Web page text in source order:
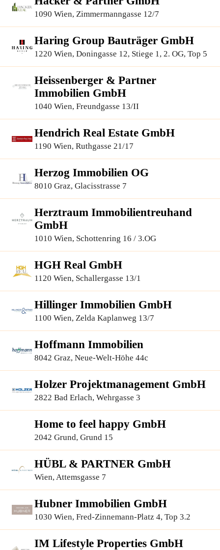
1090 Wien, Zimmermanngasse 12/7
Haring Group Bauträger GmbH
1220 Wien, Doningasse 12, Stiege 1, 2. OG, Top 5
Heissenberger & Partner
Immobilien GmbH
1040 Wien, Freundgasse 13/II
Hendrich Real Estate GmbH
1190 Wien, Ruthgasse 21/17
Herzog Immobilien OG
8010 Graz, Glacisstrasse 7
Herztraum Immobilientreuhand
GmbH
1010 Wien, Schottenring 16 / 3.OG
HGH Real GmbH
1120 Wien, Schallergasse 13/1
Hillinger Immobilien GmbH
1100 Wien, Zelda Kaplanweg 13/7
Hoffmann Immobilien
8042 Graz, Neue-Welt-Höhe 44c
Holzer Projektmanagement GmbH
2822 Bad Erlach, Wehrgasse 3
Home to feel happy GmbH
2042 Grund, Grund 15
HÜBL & PARTNER GmbH
Wien, Attemsgasse 7
Hubner Immobilien GmbH
1030 Wien, Fred-Zinnemann-Platz 4, Top 3.2
IM Lifestyle Properties GmbH